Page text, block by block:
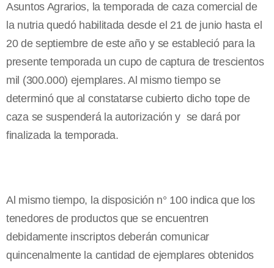
Asuntos Agrarios, la temporada de caza comercial de
la nutria quedó habilitada desde el 21 de junio hasta el
20 de septiembre de este año y se estableció para la
presente temporada un cupo de captura de trescientos
mil (300.000) ejemplares. Al mismo tiempo se
determinó que al constatarse cubierto dicho tope de
caza se suspenderá la autorización y se dará por
finalizada la temporada.
Al mismo tiempo, la disposición n° 100 indica que los
tenedores de productos que se encuentren
debidamente inscriptos deberán comunicar
quincenalmente la cantidad de ejemplares obtenidos